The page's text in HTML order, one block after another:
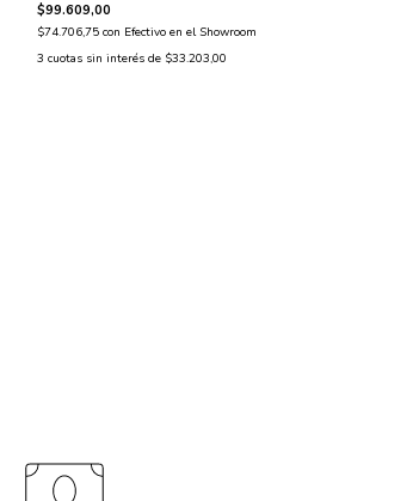
$99.609,00
$74.706,75con Efectivo en el Showroom
3 cuotas sin interés de $33.203,00